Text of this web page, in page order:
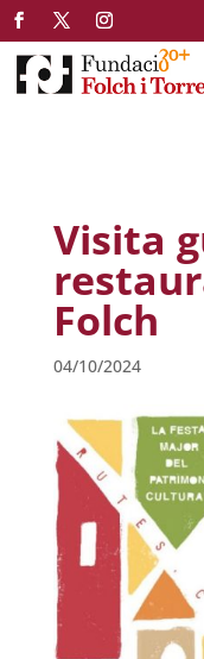
Visita
Folch
04/10/2024